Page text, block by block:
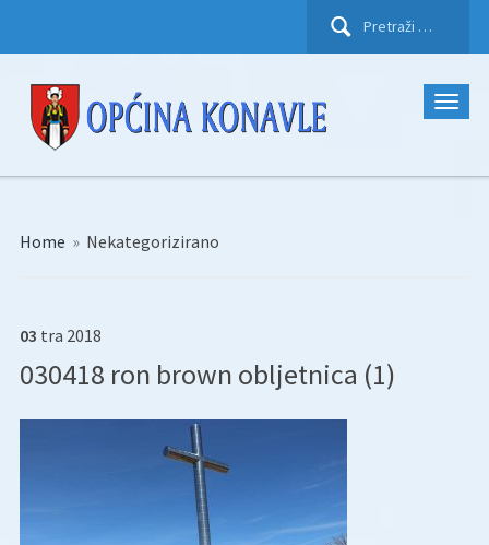
Pretraži:
Home » Nekategorizirano
03 tra 2018
030418 ron brown obljetnica (1)